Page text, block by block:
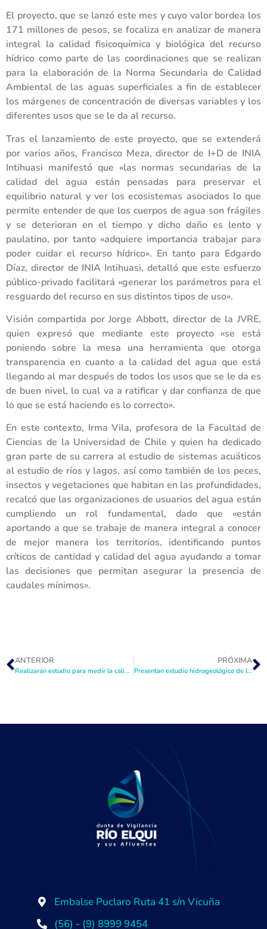
El proyecto, que se lanzó este mes y cuyo valor bordea los
171 millones de pesos, se focaliza en analizar de manera
integral la calidad fisicoquímica y biológica del recurso
hídrico como parte de las coordinaciones que se realizan
para la elaboración de la Norma Secundaria de Calidad
Ambiental de las aguas superficiales a fin de establecer
los márgenes de concentración de diversas variables y los
diferentes usos que se le da al recurso.
Tras el lanzamiento de este proyecto, que se extenderá
por varios años, Francisco Meza, director de I+D de INIA
Intihuasi manifestó que «las normas secundarias de la
calidad del agua están pensadas para preservar el
equilibrio natural y ver los ecosistemas asociados lo que
permite entender de que los cuerpos de agua son frágiles
y se deterioran en el tiempo y dicho daño es lento y
paulatino, por tanto «adquiere importancia trabajar para
poder cuidar el recurso hídrico». En tanto para Edgardo
Díaz, director de INIA Intihuasi, detalló que este esfuerzo
público-privado facilitará «generar los parámetros para el
resguardo del recurso en sus distintos tipos de uso».
Visión compartida por Jorge Abbott, director de la JVRE,
quien expresó que mediante este proyecto «se está
poniendo sobre la mesa una herramienta que otorga
transparencia en cuanto a la calidad del agua que está
llegando al mar después de todos los usos que se le da es
de buen nivel, lo cual va a ratificar y dar confianza de que
lo que se está haciendo es lo correcto».
En este contexto, Irma Vila, profesora de la Facultad de
Ciencias de la Universidad de Chile y quien ha dedicado
gran parte de su carrera al estudio de sistemas acuáticos
al estudio de ríos y lagos, así como también de los peces,
insectos y vegetaciones que habitan en las profundidades,
recalcó que las organizaciones de usuarios del agua están
cumpliendo un rol fundamental, dado que «están
aportando a que se trabaje de manera integral a conocer
de mejor manera los territorios, identificando puntos
críticos de cantidad y calidad del agua ayudando a tomar
las decisiones que permitan asegurar la presencia de
caudales mínimos».
ANTERIOR
Realizarán estudio para medir la calidad del agua en el Río Elqui
PRÓXIMA
Presentan estudio hidrogeológico de los pozos de sequía
Embalse Puclaro Ruta 41 s/n Vicuña
(56) - (9) 8999 9454